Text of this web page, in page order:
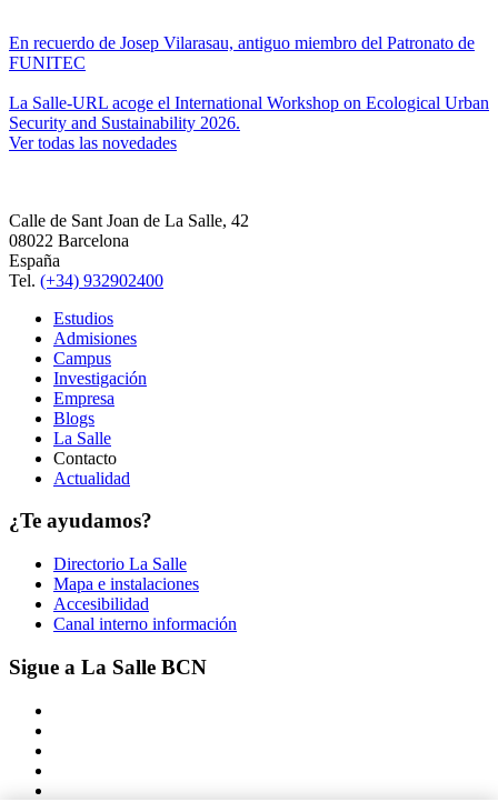
En recuerdo de Josep Vilarasau, antiguo miembro del Patronato de
FUNITEC
La Salle-URL acoge el International Workshop on Ecological Urban
Security and Sustainability 2026.
Ver todas las novedades
Calle de Sant Joan de La Salle, 42
08022 Barcelona
España
Tel. (+34) 932902400
Estudios
Admisiones
Campus
Investigación
Empresa
Blogs
La Salle
Contacto
Actualidad
¿Te ayudamos?
Directorio La Salle
Mapa e instalaciones
Accesibilidad
Canal interno información
Sigue a La Salle BCN